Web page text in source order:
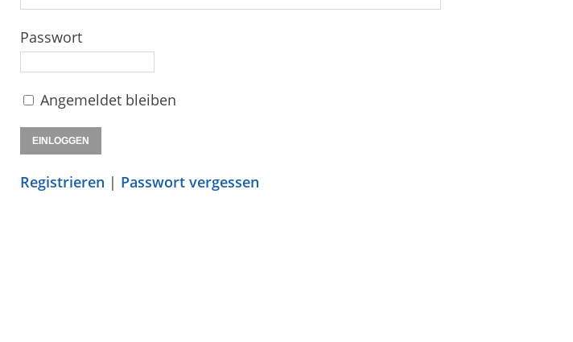
Passwort
Angemeldet bleiben
Registrieren | Passwort vergessen